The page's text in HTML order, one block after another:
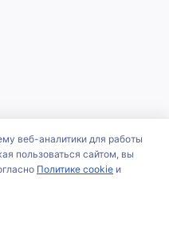
веб-аналитики для работы
пользоваться сайтом, вы
Политике cookie и